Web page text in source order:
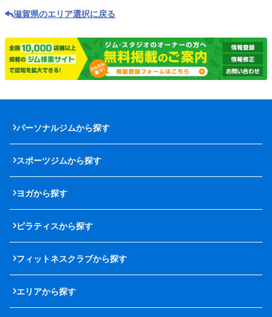
滋賀県のエリア選択に戻る
パーソナルジムから探す
スポーツジムから探す
ヨガから探す
ピラティスから探す
フィットネスクラブから探す
エリアから探す